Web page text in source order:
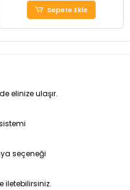
Sepete Ekle
elinize ulaşır.
seçeneği
iletebilirsiniz.